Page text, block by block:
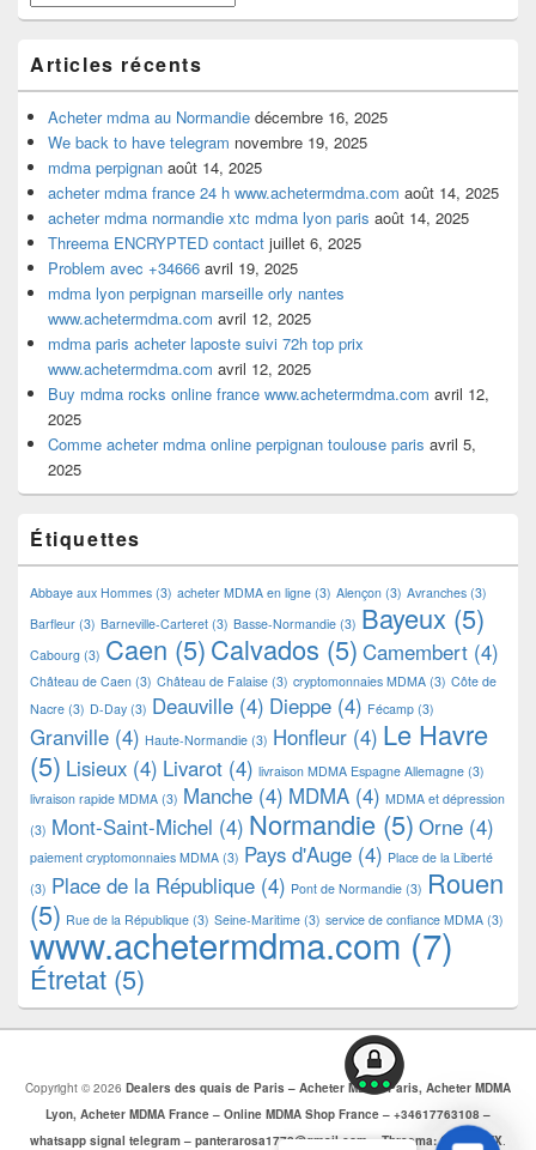
Articles récents
Acheter mdma au Normandie décembre 16, 2025
We back to have telegram novembre 19, 2025
mdma perpignan août 14, 2025
acheter mdma france 24 h www.achetermdma.com août 14, 2025
acheter mdma normandie xtc mdma lyon paris août 14, 2025
Threema ENCRYPTED contact juillet 6, 2025
Problem avec +34666 avril 19, 2025
mdma lyon perpignan marseille orly nantes
www.achetermdma.com avril 12, 2025
mdma paris acheter laposte suivi 72h top prix
www.achetermdma.com avril 12, 2025
Buy mdma rocks online france www.achetermdma.com avril 12,
2025
Comme acheter mdma online perpignan toulouse paris avril 5,
2025
Étiquettes
Abbaye aux Hommes (3) acheter MDMA en ligne (3) Alençon (3) Avranches (3)
Barfleur (3) Barneville-Carteret (3) Basse-Normandie (3) Bayeux (5)
Cabourg (3) Caen (5)Calvados (5) Camembert (4)
Château de Caen (3) Château de Falaise (3) cryptomonnaies MDMA (3) Côte de
Nacre (3) D-Day (3) Deauville (4) Dieppe (4) Fécamp (3)
Granville (4) Haute-Normandie (3) Honfleur (4) Le Havre
(5) Lisieux (4) Livarot (4) livraison MDMA Espagne Allemagne (3)
livraison rapide MDMA (3) Manche (4) MDMA (4) MDMA et dépression
(3) Mont-Saint-Michel (4) Normandie (5) Orne (4)
paiement cryptomonnaies MDMA (3) Pays d'Auge (4) Place de la Liberté
(3) Place de la République (4) Pont de Normandie (3) Rouen
(5) Rue de la République (3) Seine-Maritime (3) service de confiance MDMA (3)
www.achetermdma.com (7)
Étretat (5)
Copyright © 2026 Dealers des quais de Paris – Acheter MDMA Paris, Acheter MDMA
Lyon, Acheter MDMA France – Online MDMA Shop France – +34617763108 –
whatsapp signal telegram – panterarosa1772@gmail.com – Threema: CJBZ5SZX.